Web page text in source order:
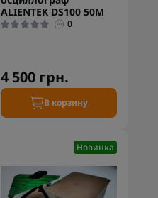
ALIENTEK DS100 50М
0
4 500 грн.
В корзину
Новинка